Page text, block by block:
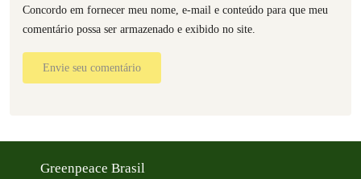
Concordo em fornecer meu nome, e-mail e conteúdo para que meu
comentário possa ser armazenado e exibido no site.
Envie seu comentário
Greenpeace Brasil